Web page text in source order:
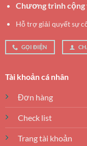
Chương trình cộng
Hỗ trợ giải quyết sự
GỌI ĐIỆN
Tài khoản cá nhân
Đơn hàng
Check list
Trang tài khoản